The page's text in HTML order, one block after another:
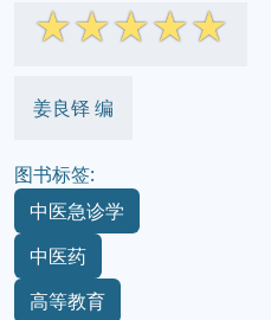
☆☆☆☆☆
姜良铎 编
图书标签:
中医急诊学
中医药
高等教育